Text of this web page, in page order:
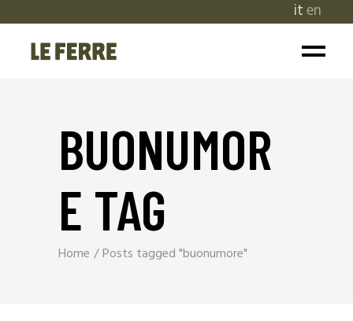
iten
BUONUMOR
E TAG
Home Posts tagged "buonumore"